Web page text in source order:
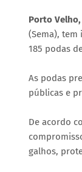
Porto Velho,
(Sema), tem
185 podas
As podas
públicas e
De acordo
galhos,